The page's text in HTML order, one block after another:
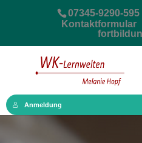
07345-9290-595
Kontaktformular
Anmeldung